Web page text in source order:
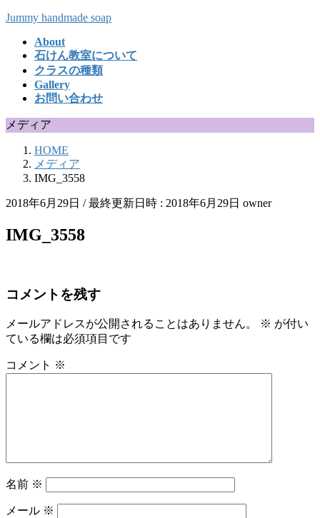
コ
キ
ナ
に
Jummy handmade soap
About
石けん教室について
クラスの種類
Gallery
お問い合わせ
メディア
HOME
メディア
IMG_3558
2018年6月29日 / 最終更新日時 : 2018年6月29日 owner
IMG_3558
コメントを残す
メールアドレスが公開されることはありません。 ※ が付い
ている欄は必須項目です
コメント ※
名前 ※
メール ※